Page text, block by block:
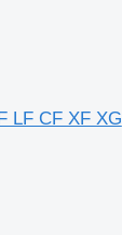
LF CF XF XG